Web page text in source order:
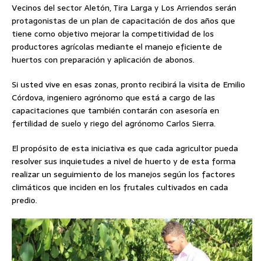
Vecinos del sector Aletón, Tira Larga y Los Arriendos serán
protagonistas de un plan de capacitación de dos años que
tiene como objetivo mejorar la competitividad de los
productores agrícolas mediante el manejo eficiente de
huertos con preparación y aplicación de abonos.
Si usted vive en esas zonas, pronto recibirá la visita de Emilio
Córdova, ingeniero agrónomo que está a cargo de las
capacitaciones que también contarán con asesoría en
fertilidad de suelo y riego del agrónomo Carlos Sierra.
El propósito de esta iniciativa es que cada agricultor pueda
resolver sus inquietudes a nivel de huerto y de esta forma
realizar un seguimiento de los manejos según los factores
climáticos que inciden en los frutales cultivados en cada
predio.